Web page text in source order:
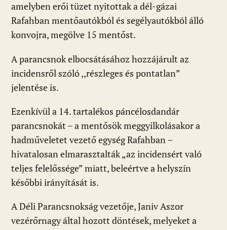
amelyben erői tüzet nyitottak a dél-gázai
Rafahban mentőautókból és segélyautókból álló
konvojra, megölve 15 mentőst.
A parancsnok elbocsátásához hozzájárult az
incidensről szóló ,,részleges és pontatlan”
jelentése is.
Ezenkívül a 14. tartalékos páncélosdandár
parancsnokát – a mentősök meggyilkolásakor a
hadműveletet vezető egység Rafahban –
hivatalosan elmarasztalták „az incidensért való
teljes felelőssége” miatt, beleértve a helyszín
későbbi irányítását is.
A Déli Parancsnokság vezetője, Janiv Aszor
vezérőrnagy által hozott döntések, melyeket a